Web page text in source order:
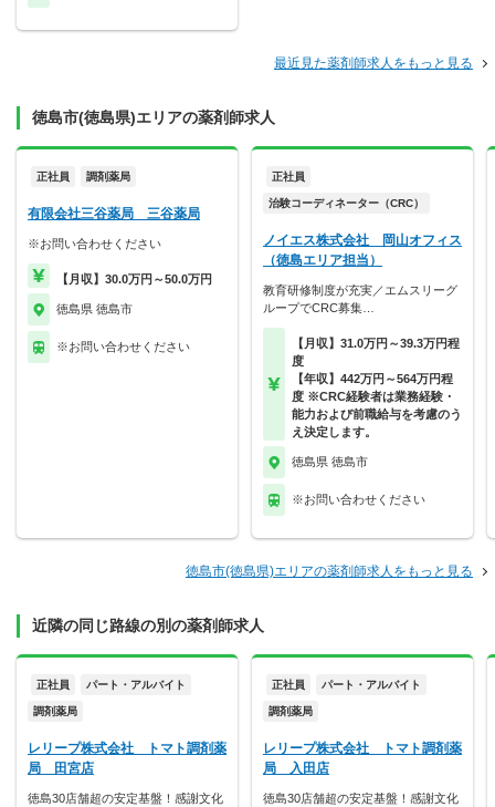
最近見た薬剤師求人をもっと見る
徳島市(徳島県)エリアの薬剤師求人
正社員 調剤薬局
有限会社三谷薬局 三谷薬局
※お問い合わせください
【月収】30.0万円～50.0万円
徳島県 徳島市
※お問い合わせください
正社員
治験コーディネーター（CRC）
ノイエス株式会社 岡山オフィス
（徳島エリア担当）
教育研修制度が充実／エムスリーグ
ループでCRC募集…
【月収】31.0万円～39.3万円程
度
【年収】442万円～564万円程
度 ※CRC経験者は業務経験・
能力および前職給与を考慮のう
え決定します。
徳島県 徳島市
※お問い合わせください
徳島市(徳島県)エリアの薬剤師求人をもっと見る
近隣の同じ路線の別の薬剤師求人
正社員 パート・アルバイト
調剤薬局
レリープ株式会社 トマト調剤薬
局 田宮店
徳島30店舗超の安定基盤！感謝文化
正社員 パート・アルバイト
調剤薬局
レリープ株式会社 トマト調剤薬
局 入田店
徳島30店舗超の安定基盤！感謝文化